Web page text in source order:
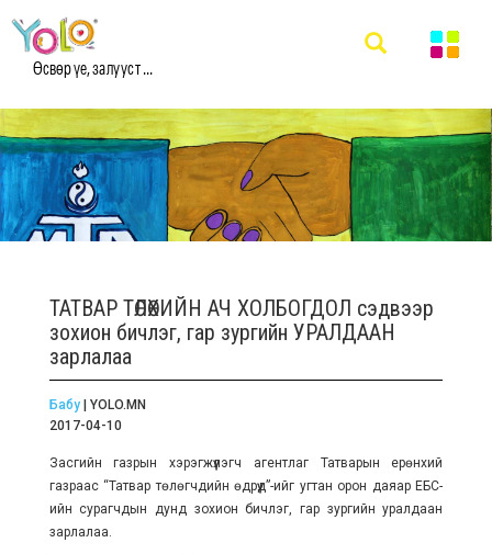
Өсвөр үе, залууст ...
ТАТВАР ТӨЛӨХИЙН АЧ ХОЛБОГДОЛ сэдвээр
зохион бичлэг, гар зургийн УРАЛДААН
зарлалаа
Бабу| YOLO.MN
2017-04-10
Засгийн газрын хэрэгжүүлэгч агентлаг Татварын ерөнхий
газраас “Татвар төлөгчдийн өдрүүд”-ийг угтан орон даяар ЕБС-
ийн сурагчдын дунд зохион бичлэг, гар зургийн уралдаан
зарлалаа.